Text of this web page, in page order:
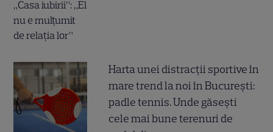
Harta unei distracții sportive în
mare trend la noi în București:
padle tennis. Unde găsești
cele mai bune terenuri de